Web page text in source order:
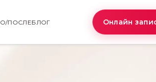
ПОСЛЕБЛОГ Онлайн